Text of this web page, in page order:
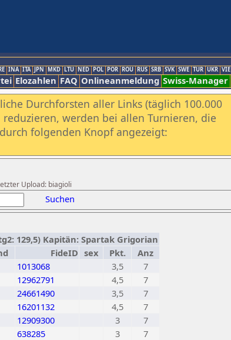
INA ITA JPN MKD LTU NED POL POR ROU RUS SRB SVK SWE TUR UKR VIE
Elozahlen FAQ Onlineanmeldung Swiss-Manager
Durchforsten aller Links (täglich 100.000
werden bei allen Turnieren, die
folgenden Knopf angezeigt:
Upload: biagioli
Suchen
129,5) Kapitän: Spartak Grigorian
FideID sex Pkt.
Anz
1013068 3,5
7
12962791 4,5
7
24661490 3,5
7
16201132 4,5
7
12909300 3
7
638285 3 7